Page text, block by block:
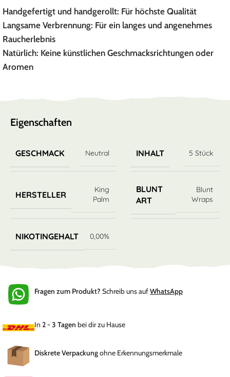
Handgefertigt und handgerollt: Für höchste Qualität
Langsame Verbrennung: Für ein langes und angenehmes
Raucherlebnis
Natürlich: Keine künstlichen Geschmacksrichtungen oder
Aromen
Eigenschaften
GESCHMACK Neutral INHALT 5 Stück
HERSTELLER
King
Palm
BLUNT
ART
Blunt
Wraps
NIKOTINGEHALT 0,00%
Fragen zum Produkt? Schreib uns aufWhatsApp
In 2 - 3 Tagen bei dir zu Hause
Diskrete Verpackungohne Erkennungsmerkmale